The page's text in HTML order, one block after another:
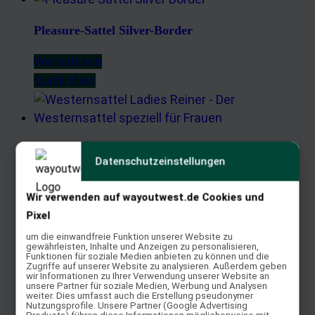
Pleasure-Sattel Silver-Border
Weiterlesen
Quick View
Ladies Reiner Sattel
Bewertet mit5.00von 5
Weiterlesen
Quick View
Flower Spezial
Weiterlesen
Datenschutzeinstellungen
Wir verwenden auf wayoutwest.de Cookies und
Pixel
um die einwandfreie Funktion unserer Website zu
gewährleisten, Inhalte und Anzeigen zu personalisieren,
Funktionen für soziale Medien anbieten zu können und die
Zugriffe auf unserer Website zu analysieren. Außerdem geben
wir Informationen zu Ihrer Verwendung unserer Website an
unsere Partner für soziale Medien, Werbung und Analysen
weiter. Dies umfasst auch die Erstellung pseudonymer
Nutzungsprofile. Unsere Partner (Google Advertising